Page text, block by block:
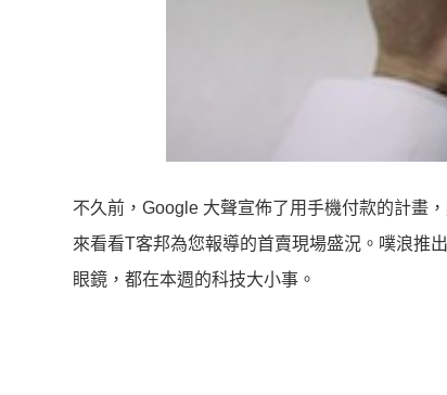
不久前，Google 大聲宣佈了用手機付款的計畫
來看看T客邦為您報導的首賣現場盛況。噗浪推
眼鏡，都在本週的科技大小事。